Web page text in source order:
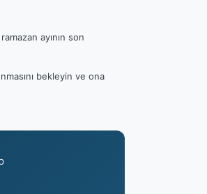
ayının son
bekleyin ve ona